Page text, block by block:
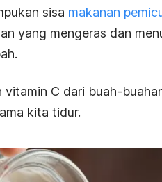
sisa makanan
yang mengeras dan
C dari buah-
kita tidur.